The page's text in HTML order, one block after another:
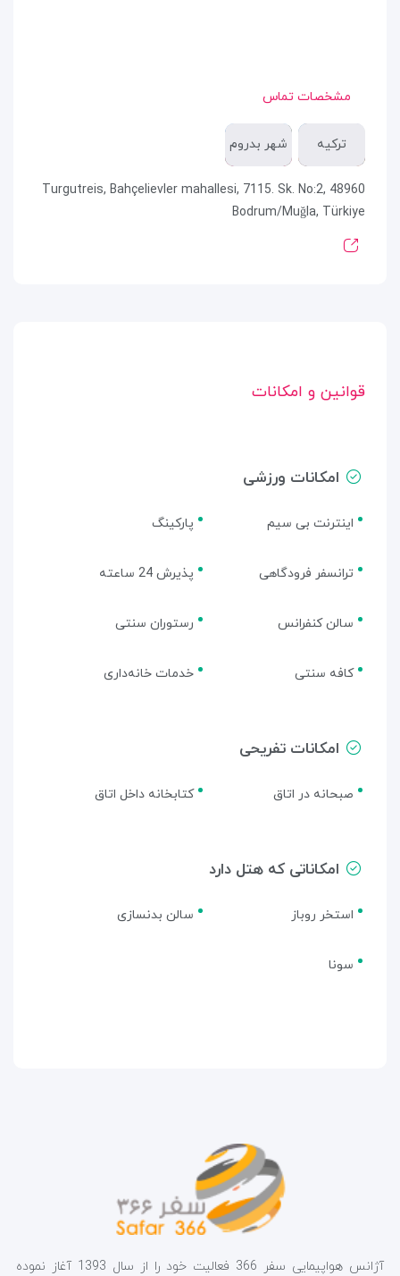
مشخصات تماس
ترکیه شهر بدروم
Turgutreis, Bahçelievler mahallesi, 7115. Sk. No:2, 48960
Bodrum/Muğla, Türkiye
قوانین و امکانات
امکانات ورزشی
اینترنت بی سیم پارکینگ
ترانسفر فرودگاهی پذیرش 24 ساعته
سالن کنفرانس رستوران سنتی
کافه سنتی خدمات خانه‌داری
امکانات تفریحی
صبحانه در اتاق کتابخانه داخل اتاق
امکاناتی که هتل دارد
استخر روباز سالن بدنسازی
سونا
آژانس هواپیمایی سفر 366 فعالیت خود را از سال 1393 آغاز نموده